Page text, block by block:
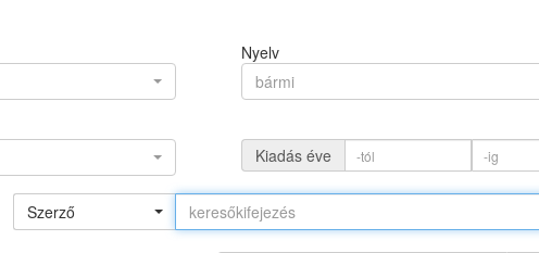
Nyelv
bármi
Kiadás éve
Szerző